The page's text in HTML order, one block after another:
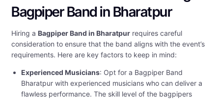
Bagpiper Band in Bharatpur
Hiring a Bagpiper Band in Bharatpur requires careful
consideration to ensure that the band aligns with the event’s
requirements. Here are key factors to keep in mind:
Experienced Musicians: Opt for a Bagpiper Band
Bharatpur with experienced musicians who can deliver a
flawless performance. The skill level of the bagpipers